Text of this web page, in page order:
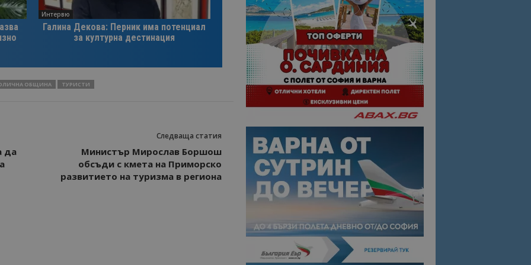
Интервю
Галина Декова: Перник има потенциал
за културна дестинация
ОБЩИНА ТУРИСТИ
да
Следваща статия
Министър Мирослав Боршош
обсъди с кмета на Приморско
развитието на туризма в региона